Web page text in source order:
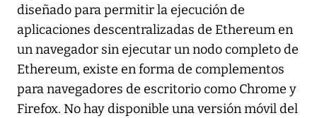
diseñado para permitir la ejecución de
aplicaciones descentralizadas de Ethereum en
un navegador sin ejecutar un nodo completo de
Ethereum, existe en forma de complementos
para navegadores de escritorio como Chrome y
Firefox. No hay disponible una versión móvil del